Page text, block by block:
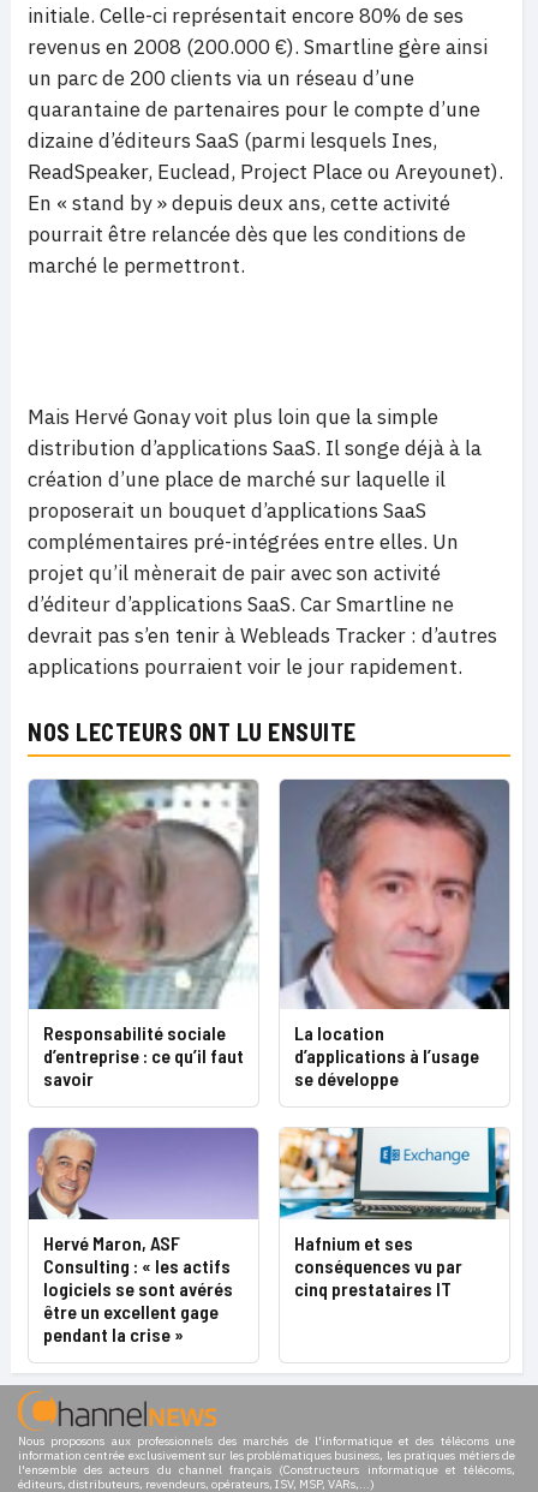
initiale. Celle-ci représentait encore 80% de ses
revenus en 2008 (200.000 €). Smartline gère ainsi
un parc de 200 clients via un réseau d’une
quarantaine de partenaires pour le compte d’une
dizaine d’éditeurs SaaS (parmi lesquels Ines,
ReadSpeaker, Euclead, Project Place ou Areyounet).
En « stand by » depuis deux ans, cette activité
pourrait être relancée dès que les conditions de
marché le permettront.
Mais Hervé Gonay voit plus loin que la simple
distribution d’applications SaaS. Il songe déjà à la
création d’une place de marché sur laquelle il
proposerait un bouquet d’applications SaaS
complémentaires pré-intégrées entre elles. Un
projet qu’il mènerait de pair avec son activité
d’éditeur d’applications SaaS. Car Smartline ne
devrait pas s’en tenir à Webleads Tracker : d’autres
applications pourraient voir le jour rapidement.
NOS LECTEURS ONT LU ENSUITE
Responsabilité sociale
d’entreprise : ce qu’il faut
savoir
La location
d’applications à l’usage
se développe
Hervé Maron, ASF
Consulting : « les actifs
logiciels se sont avérés
être un excellent gage
pendant la crise »
Hafnium et ses
conséquences vu par
cinq prestataires IT
Nous proposons aux professionnels des marchés de l'informatique et des télécoms une
information centrée exclusivement sur les problématiques business, les pratiques métiers de
l'ensemble des acteurs du channel français (Constructeurs informatique et télécoms,
éditeurs, distributeurs, revendeurs, opérateurs, ISV, MSP, VARs,...)